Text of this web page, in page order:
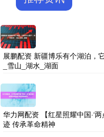
展鹏配资 新疆博乐有个湖泊，
_雪山_湖水_湖面
华力网配资 【红星照耀中国·‘
迹 传承革命精神